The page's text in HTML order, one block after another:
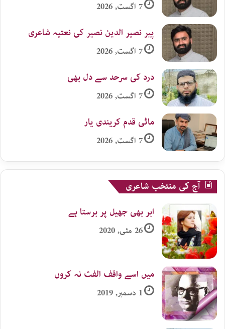
7 اگست, 2026
پیر نصیر الدین نصیر کی نعتیہ شاعری
7 اگست, 2026
درد کی سرحد سے دل بھی
7 اگست, 2026
ماٹی قدم کریندی یار
7 اگست, 2026
آج کی منتخب شاعری
ابر بھی جھیل پر برستا ہے
26 مئی, 2020
میں اسے واقف الفت نہ کروں
1 دسمبر, 2019